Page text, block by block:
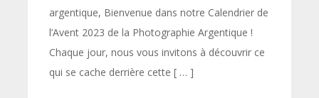
argentique, Bienvenue dans notre Calendrier de
l’Avent 2023 de la Photographie Argentique !
Chaque jour, nous vous invitons à découvrir ce
qui se cache derrière cette [ … ]